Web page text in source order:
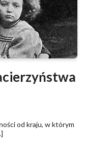
od kraju, w którym